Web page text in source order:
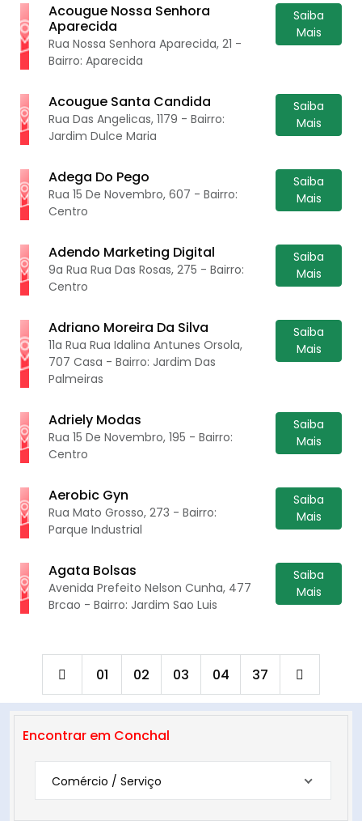
Acougue Nossa Senhora
Aparecida
Rua Nossa Senhora Aparecida, 21 -
Bairro: Aparecida
Saiba
Mais
Acougue Santa Candida
Rua Das Angelicas, 1179 - Bairro:
Jardim Dulce Maria
Saiba
Mais
Adega Do Pego
Rua 15 De Novembro, 607 - Bairro:
Centro
Saiba
Mais
Adendo Marketing Digital
9a Rua Rua Das Rosas, 275 - Bairro:
Centro
Saiba
Mais
Adriano Moreira Da Silva
11a Rua Rua Idalina Antunes Orsola,
707 Casa - Bairro: Jardim Das
Palmeiras
Saiba
Mais
Adriely Modas
Rua 15 De Novembro, 195 - Bairro:
Centro
Saiba
Mais
Aerobic Gyn
Rua Mato Grosso, 273 - Bairro:
Parque Industrial
Saiba
Mais
Agata Bolsas
Avenida Prefeito Nelson Cunha, 477
Brcao - Bairro: Jardim Sao Luis
Saiba
Mais
01 02 03 04 37
Encontrar em Conchal
Comércio / Serviço